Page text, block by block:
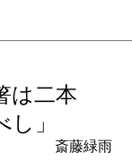
は二本
」
斎藤緑雨